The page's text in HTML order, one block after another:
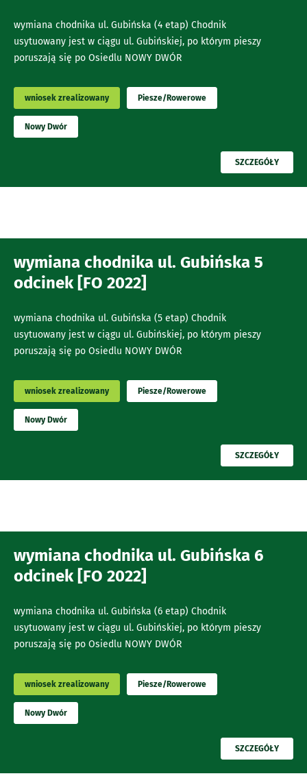
wymiana chodnika ul. Gubińska (4 etap) Chodnik
usytuowany jest w ciągu ul. Gubińskiej, po którym pieszy
poruszają się po Osiedlu NOWY DWÓR
wniosek zrealizowany Piesze/Rowerowe
Nowy Dwór
PRZECZYTAJ
SZCZEGÓŁY
wymiana chodnika ul. Gubińska 5
odcinek [FO 2022]
wymiana chodnika ul. Gubińska (5 etap) Chodnik
usytuowany jest w ciągu ul. Gubińskiej, po którym pieszy
poruszają się po Osiedlu NOWY DWÓR
wniosek zrealizowany Piesze/Rowerowe
Nowy Dwór
PRZECZYTAJ
SZCZEGÓŁY
wymiana chodnika ul. Gubińska 6
odcinek [FO 2022]
wymiana chodnika ul. Gubińska (6 etap) Chodnik
usytuowany jest w ciągu ul. Gubińskiej, po którym pieszy
poruszają się po Osiedlu NOWY DWÓR
wniosek zrealizowany Piesze/Rowerowe
Nowy Dwór
PRZECZYTAJ
SZCZEGÓŁY